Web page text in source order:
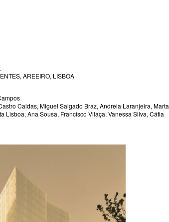
AREEIRO, LISBOA
Caldas, Miguel Salgado Braz, Andreia Laranjeira, Marta
Lisboa, Ana Sousa, Francisco Vilaça, Vanessa Silva, Cátia